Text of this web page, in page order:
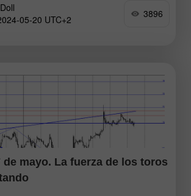
05-20 UTC+2
3896
de mayo. La fuerza de los toros